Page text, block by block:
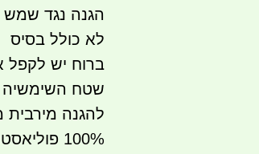
הגנה נגד שמש
לא כולל בסיס
ברוח יש
שטח השימשיה
להגנה
100% פוליאסטר.